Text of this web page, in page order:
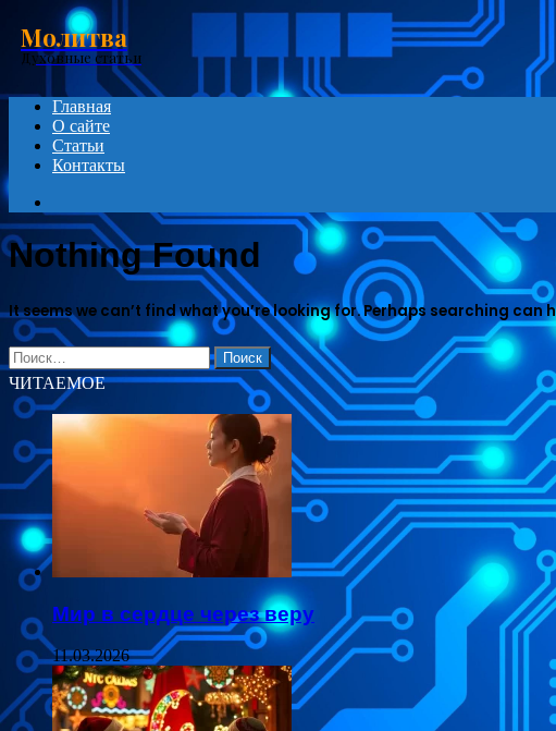
Молитва
Духовные статьи
Главная
О сайте
Статьи
Контакты
for
Nothing Found
It seems we can’t find what you’re looking for. Perhaps searching can
Найти:
ЧИТАЕМОЕ
Мир в сердце через веру
11.03.2026